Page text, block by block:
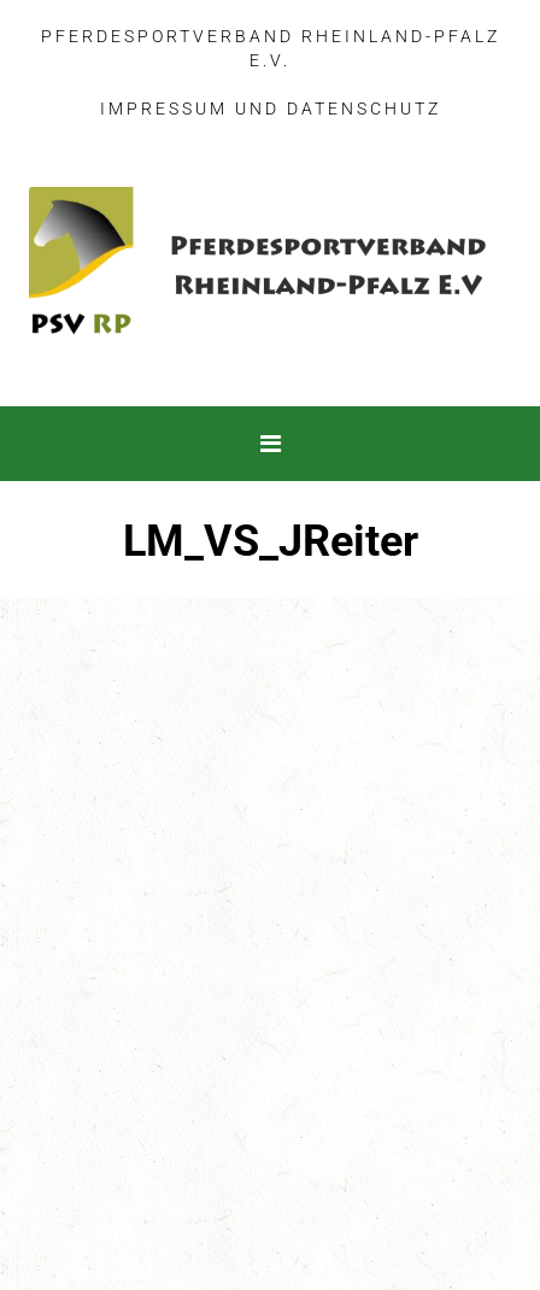
PFERDESPORTVERBAND RHEINLAND-PFALZ
E.V.
IMPRESSUM UND DATENSCHUTZ
LM_VS_JReiter